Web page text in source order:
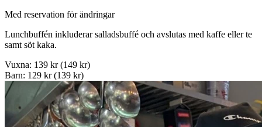
Med reservation för ändringar
Lunchbuffén inkluderar salladsbuffé och avslutas med kaffe eller te
samt söt kaka.
Vuxna: 139 kr(149 kr)
Barn: 129 kr(139 kr)